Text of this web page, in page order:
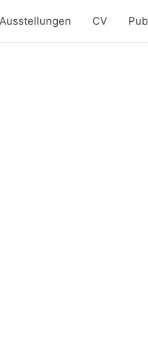
Ausstellungen CV